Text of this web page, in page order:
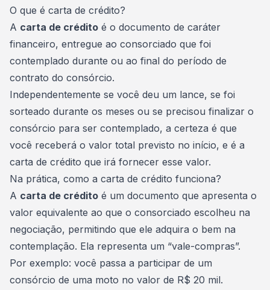
O que é carta de crédito?
A carta de crédito é o documento de caráter
financeiro, entregue ao consorciado que foi
contemplado durante ou ao final do período de
contrato do consórcio.
Independentemente se você deu um lance, se foi
sorteado durante os meses ou se precisou finalizar o
consórcio para ser contemplado, a certeza é que
você receberá o valor total previsto no início, e é a
carta de crédito que irá fornecer esse valor.
Na prática, como a carta de crédito funciona?
A carta de crédito é um documento que apresenta o
valor equivalente ao que o consorciado escolheu na
negociação, permitindo que ele adquira o bem na
contemplação. Ela representa um “vale-compras”.
Por exemplo: você passa a participar de um
consórcio de uma moto no valor de R$ 20 mil.